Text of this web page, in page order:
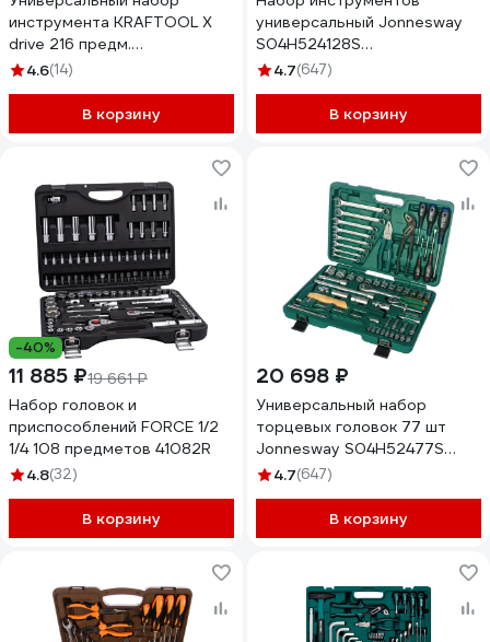
инструмента KRAFTOOL X
drive 216 предм.
(1/2"+3/8"+1/4") 27888-H216
4.6(14)
В корзину
универсальный Jonnesway
S04H524128S
(S04H524128S18), 1/4", 1/2"DR,
4.7(647)
В корзину
-40%
11 885 ₽19 661 ₽
Набор головок и
приспособлений FORCE 1/2
1/4 108 предметов 41082R
4.8(32)
В корзину
20 698 ₽
Универсальный набор
торцевых головок 77 шт
Jonnesway S04H52477S
47567
4.7(647)
В корзину